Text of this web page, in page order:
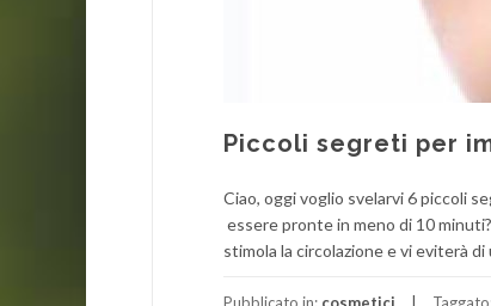
Piccoli segreti per
Ciao, oggi voglio svelarvi 6 piccoli
essere pronte in meno di 10
stimola la circolazione e vi eviterà di